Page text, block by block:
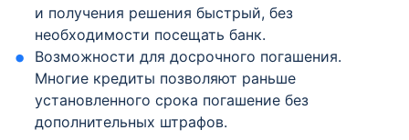
и получения решения быстрый, без
необходимости посещать банк.
Возможности для досрочного погашения.
Многие кредиты позволяют раньше
установленного срока погашение без
дополнительных штрафов.